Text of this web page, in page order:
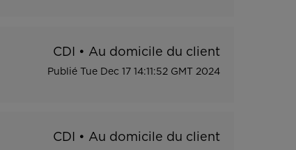
CDI • Au domicile du client
Publié Tue Dec 17 14:11:52 GMT 2024
CDI • Au domicile du client